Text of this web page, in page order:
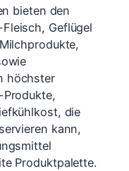
bieten den
Geflügel
höchster
Produkte,
die
kann,
Produktpalette.